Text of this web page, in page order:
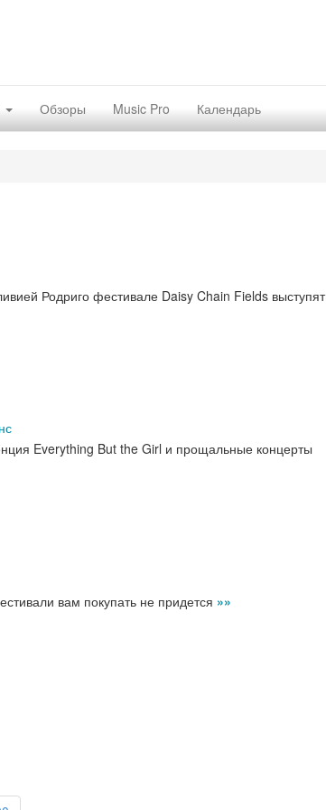
Обзоры Music Pro Календарь
Родриго фестивале Daisy Chain Fields выступят
Everything But the Girl и прощальные концерты
вам покупать не придется »»